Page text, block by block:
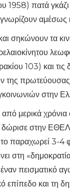
1958) πατά
αμέσως
σηκώνουν τα
103) και τις
της
στην
μερικά
δώρισε στην
παραχωρεί 3-4
στη
έναν πεισματικό
επίπεδο και τη